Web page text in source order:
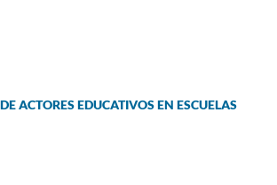
ACTORES EDUCATIVOS EN ESCUELAS